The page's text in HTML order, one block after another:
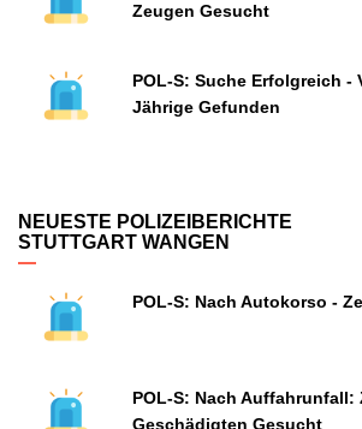
Zeugen Gesucht
POL-S: Suche Erfolgreich -
Jährige Gefunden
NEUESTE POLIZEIBERICHTE
STUTTGART WANGEN
POL-S: Nach Autokorso -
POL-S: Nach Auffahrunfall:
Geschädigten Gesucht